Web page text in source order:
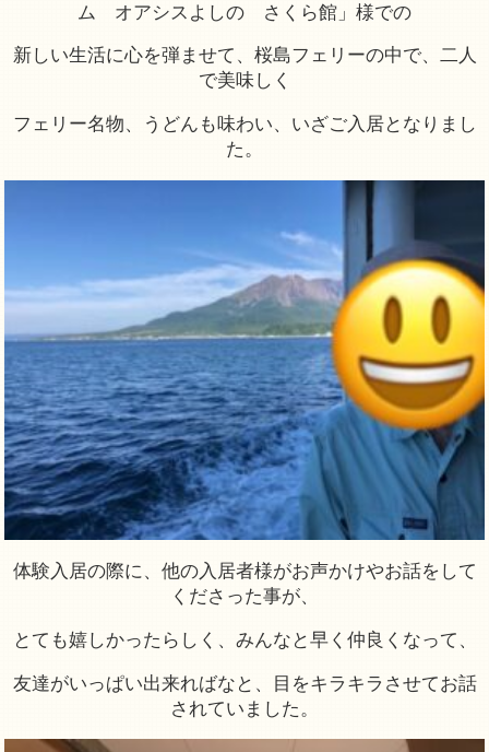
ム オアシスよしの さくら館」様での
新しい生活に心を弾ませて、桜島フェリーの中で、二人
で美味しく
フェリー名物、うどんも味わい、いざご入居となりまし
た。
体験入居の際に、他の入居者様がお声かけやお話をして
くださった事が、
とても嬉しかったらしく、みんなと早く仲良くなって、
友達がいっぱい出来ればなと、目をキラキラさせてお話
されていました。